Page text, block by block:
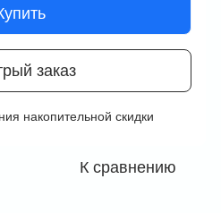
заказ
накопительной скидки
К сравнению